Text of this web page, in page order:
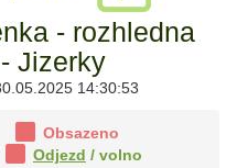
- rozhledna
Jizerky
14:30:53
Obsazeno
Odjezd / volno